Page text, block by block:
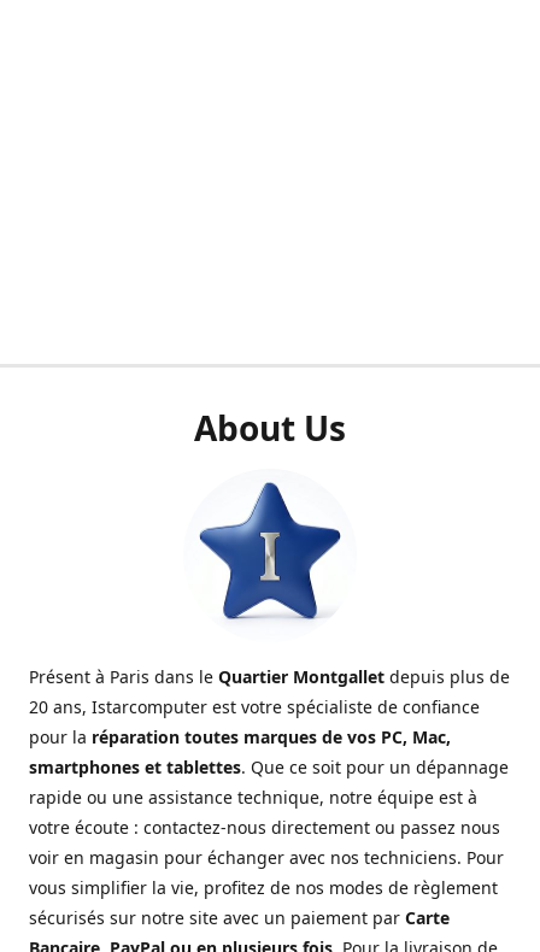
About Us
Présent à Paris dans le Quartier Montgallet depuis plus de
20 ans, Istarcomputer est votre spécialiste de confiance
pour la réparation toutes marques de vos PC, Mac,
smartphones et tablettes. Que ce soit pour un dépannage
rapide ou une assistance technique, notre équipe est à
votre écoute : contactez-nous directement ou passez nous
voir en magasin pour échanger avec nos techniciens. Pour
vous simplifier la vie, profitez de nos modes de règlement
sécurisés sur notre site avec un paiement par Carte
Bancaire, PayPal ou en plusieurs fois. Pour la livraison de